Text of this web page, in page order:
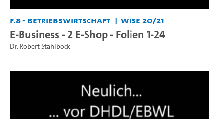
F.8 - Betriebswirtschaft WiSe 20/21
E-Business - 2 E-Shop - Folien 1-24
Dr. Robert Stahlbock